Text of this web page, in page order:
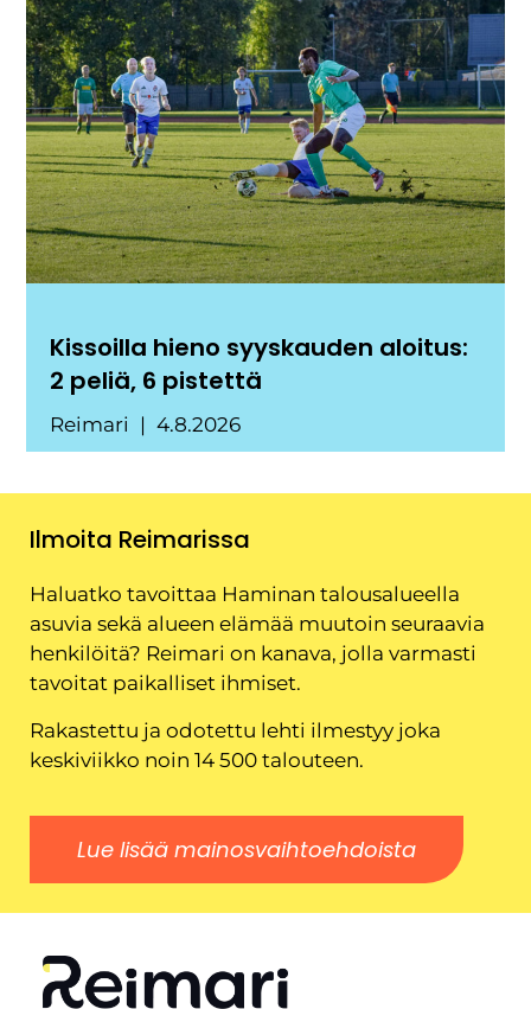
Kissoilla hieno syyskauden aloitus:
2 peliä, 6 pistettä
Reimari 4.8.2026
Ilmoita Reimarissa
Haluatko tavoittaa Haminan talousalueella
asuvia sekä alueen elämää muutoin seuraavia
henkilöitä? Reimari on kanava, jolla varmasti
tavoitat paikalliset ihmiset.
Rakastettu ja odotettu lehti ilmestyy joka
keskiviikko noin 14 500 talouteen.
Lue lisää mainosvaihtoehdoista